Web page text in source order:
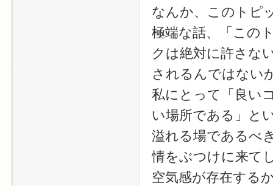
なんか、このトピ
極端な話、「この
クは絶対に許さな
されるんではない
私にとって「良い
い場所である」と
溢れる場であるべ
情をぶつけに来て
空気感が存在する